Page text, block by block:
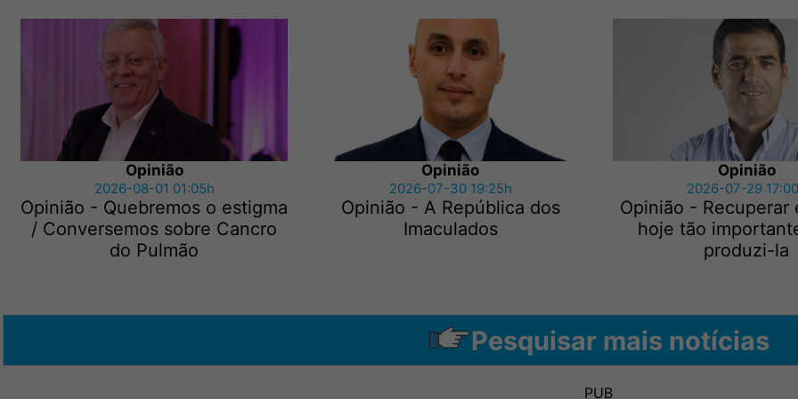
Opinião
2026-08-01 01:05h
Opinião - Quebremos o estigma
/ Conversemos sobre Cancro
do Pulmão
Opinião
2026-07-30 19:25h
Opinião - A República dos
Imaculados
Opinião
2026-07-29
Opinião - Recuperar
hoje tão
produzi-la
Pesquisar mais notícias
PUB